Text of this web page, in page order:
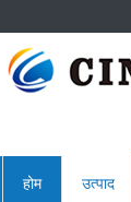
होम उत्पाद